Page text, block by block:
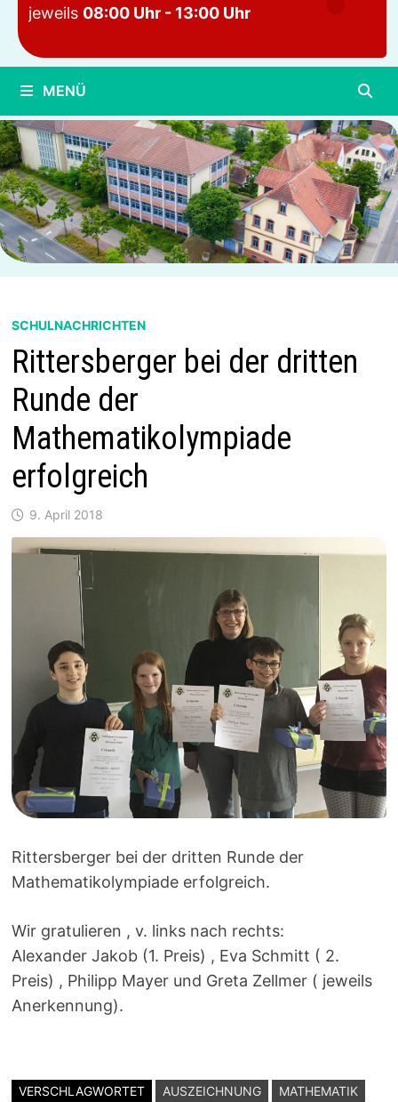
jeweils 08:00 Uhr - 13:00 Uhr
MENÜ
SCHULNACHRICHTEN
Rittersberger bei der dritten
Runde der
Mathematikolympiade
erfolgreich
9. April 2018
Rittersberger bei der dritten Runde der
Mathematikolympiade erfolgreich.
Wir gratulieren , v. links nach rechts:
Alexander Jakob (1. Preis) , Eva Schmitt ( 2.
Preis) , Philipp Mayer und Greta Zellmer ( jeweils
Anerkennung).
VERSCHLAGWORTET AUSZEICHNUNG
MATHEMATIK